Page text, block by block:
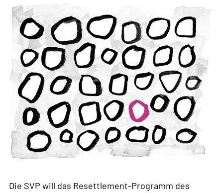
Die SVP will das Resettlement-Programm des